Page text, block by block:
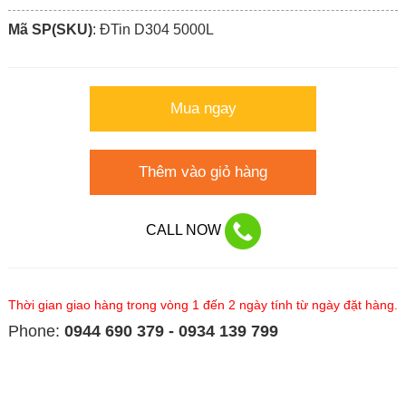
Mã SP(SKU): ÐTin D304 5000L
Mua ngay
Thêm vào giỏ hàng
CALL NOW
Thời gian giao hàng trong vòng 1 đến 2 ngày tính từ ngày đặt hàng.
Phone: 0944 690 379 - 0934 139 799